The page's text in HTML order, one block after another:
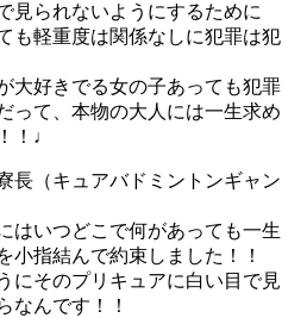
見られないようにするために
も軽重度は関係なしに犯罪は犯
大好きでる女の子あっても犯罪
って、本物の大人には一生求め
！♩
長（キュアバドミントンギャン
はいつどこで何があっても一生
小指結んで約束しました！！
にそのプリキュアに白い目で見
なんです！！